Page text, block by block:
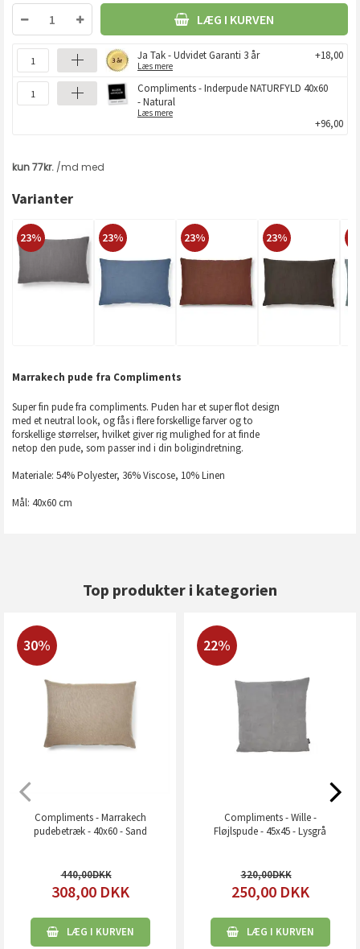
LÆG I KURVEN
Ja Tak - Udvidet Garanti 3 år
Læs mere
+18,00
Compliments - Inderpude NATURFYLD 40x60
- Natural
Læs mere
+96,00
Varianter
23% 23% 23% 23%
Marrakech pude fra Compliments
Super fin pude fra compliments. Puden har et super flot design
med et neutral look, og fås i flere forskellige farver og to
forskellige størrelser, hvilket giver rig mulighed for at finde
netop den pude, som passer ind i din boligindretning.
Materiale: 54% Polyester, 36% Viscose, 10% Linen
Mål: 40x60 cm
Top produkter i kategorien
30%
Compliments - Marrakech
pudebetræk - 40x60 - Sand
440,00
308,00 DKK
LÆG I KURVEN
22%
Compliments - Wille -
Fløjlspude - 45x45 - Lysgrå
320,00
250,00 DKK
LÆG I KURVEN